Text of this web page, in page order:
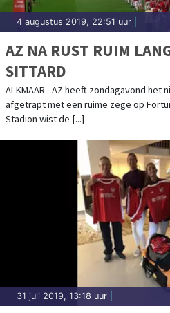
4 augustus 2019, 22:51 uur
AZ NA RUST RUIM
SITTARD
ALKMAAR - AZ heeft zondagavond het
afgetrapt met een ruime zege op
Stadion wist de [...]
31 juli 2019, 13:18 uur